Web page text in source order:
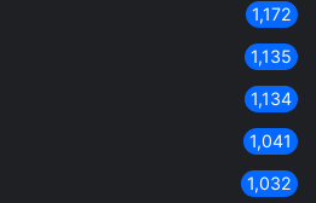
1,172
1,135
1,134
1,041
1,032